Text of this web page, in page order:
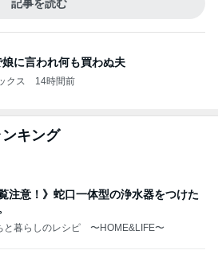
記事を読む
娘に言われ何も買わぬ夫
クス 14時間前
キング
覧注意！》蛇口一体型の浄水器をつけた
と暮らしのレシピ 〜HOME&LIFE〜